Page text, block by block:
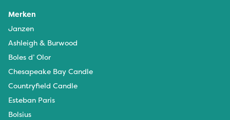
Merken
Janzen
Ashleigh & Burwood
Boles d’ Olor
Chesapeake Bay Candle
Countryfield Candle
Esteban Paris
Bolsius